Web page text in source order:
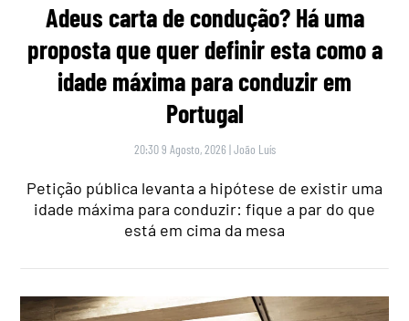
Adeus carta de condução? Há uma
proposta que quer definir esta como a
idade máxima para conduzir em
Portugal
20:30 9 Agosto, 2026 |João Luís
Petição pública levanta a hipótese de existir uma
idade máxima para conduzir: fique a par do que
está em cima da mesa